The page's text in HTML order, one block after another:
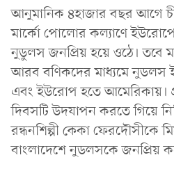
আনুমানিক ৪হাজার বছর আগে
মার্কো পোলোর কল্যাণে
নুডুলস জনপ্রিয় হয়ে ওঠে। তবে
আরব বণিকদের মাধ্যমে নুডলস
এবং ইউরোপ হতে আমেরিকায়।
দিবসটি উদযাপন করতে গিয়ে
রন্ধনশিল্পী কেকা ফেরদৌসীকে
বাংলাদেশে নুডলসকে জনপ্রিয়